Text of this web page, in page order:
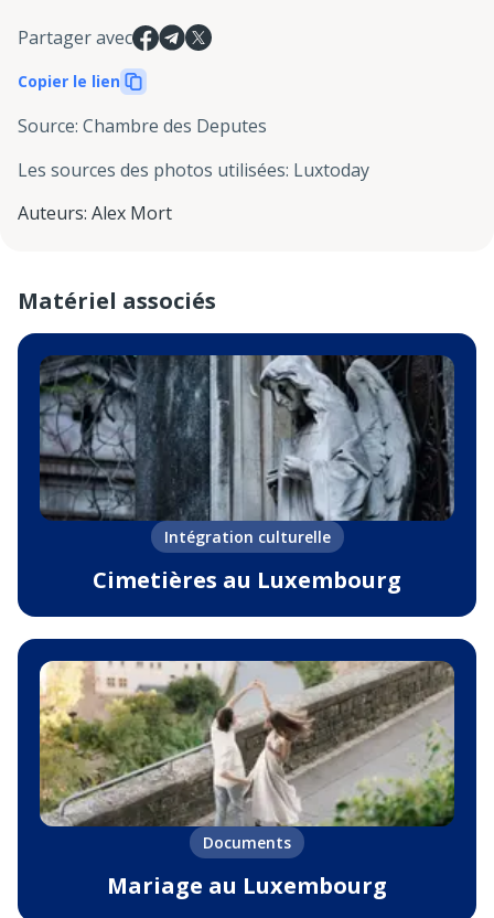
Partager avec
Copier le lien
Source: Chambre des Deputes
Les sources des photos utilisées: Luxtoday
Auteurs: Alex Mort
Matériel associés
Intégration culturelle
Cimetières au Luxembourg
Documents
Mariage au Luxembourg